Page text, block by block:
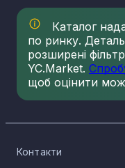
Каталог
по ринку.
розширені
YC.Market.
щоб оцінити
Контакти